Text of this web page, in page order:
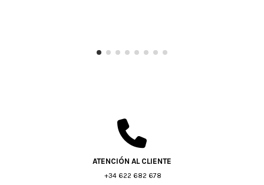
ATENCIÓN AL CLIENTE
+34 622 682 678